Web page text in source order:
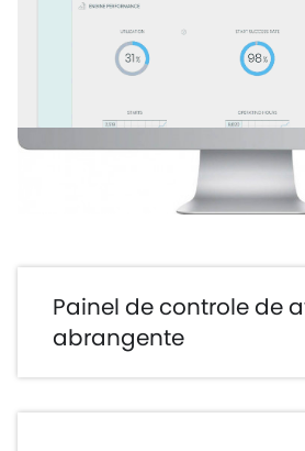
Painel de controle de
abrangente